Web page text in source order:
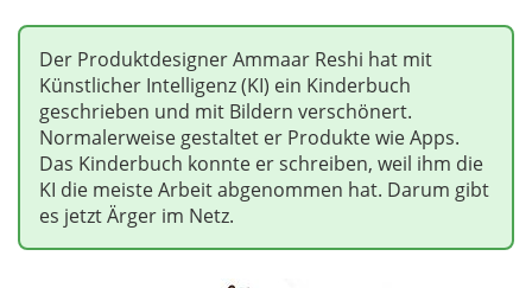
Der Produktdesigner Ammaar Reshi hat mit
Künstlicher Intelligenz (KI) ein Kinderbuch
geschrieben und mit Bildern verschönert.
Normalerweise gestaltet er Produkte wie Apps.
Das Kinderbuch konnte er schreiben, weil ihm die
KI die meiste Arbeit abgenommen hat. Darum gibt
es jetzt Ärger im Netz.